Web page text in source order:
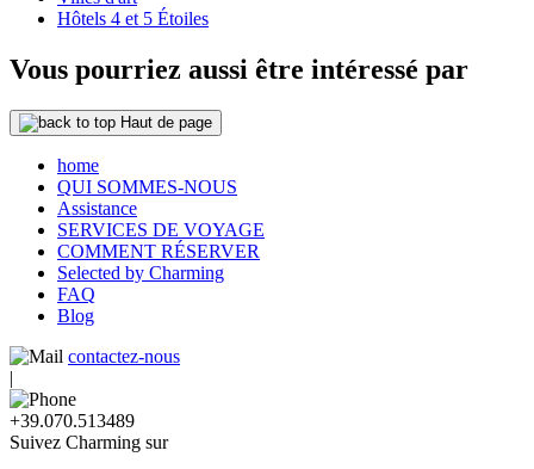
Hôtels 4 et 5 Étoiles
Vous pourriez aussi être intéressé par
Haut de page
home
QUI SOMMES-NOUS
Assistance
SERVICES DE VOYAGE
COMMENT RÉSERVER
Selected by Charming
FAQ
Blog
contactez-nous
|
+39.070.513489
Suivez Charming sur